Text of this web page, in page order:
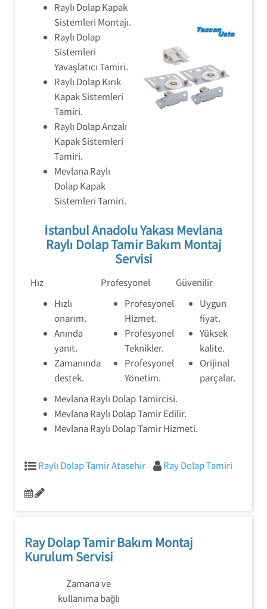
Raylı Dolap Kapak
Sistemleri Montajı.
Raylı Dolap
Sistemleri
Yavaşlatıcı Tamiri.
Raylı Dolap Kırık
Kapak Sistemleri
Tamiri.
Raylı Dolap Arızalı
Kapak Sistemleri
Tamiri.
Mevlana Raylı
Dolap Kapak
Sistemleri Tamiri.
İstanbul Anadolu Yakası Mevlana
Raylı Dolap Tamir Bakım Montaj
Servisi
Hız
Hızlı
onarım.
Anında
yanıt.
Zamanında
destek.
Profesyonel
Profesyonel
Hizmet.
Profesyonel
Teknikler.
Profesyonel
Yönetim.
Güvenilir
Uygun
fiyat.
Yüksek
kalite.
Orijinal
parçalar.
Mevlana Raylı Dolap Tamircisi.
Mevlana Raylı Dolap Tamir Edilir.
Mevlana Raylı Dolap Tamir Hizmeti.
Raylı Dolap Tamir Atasehir Ray Dolap Tamiri
Ray Dolap Tamir Bakım Montaj
Kurulum Servisi
Zamana ve
kullanıma bağlı